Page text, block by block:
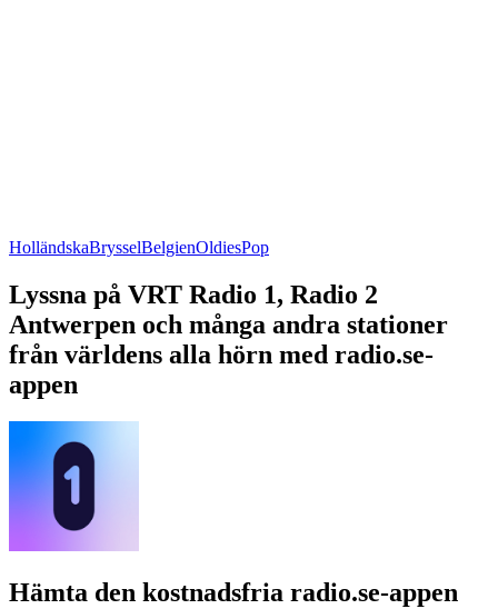
HolländskaBrysselBelgienOldiesPop
Lyssna på VRT Radio 1, Radio 2
Antwerpen och många andra stationer
från världens alla hörn med radio.se-
appen
Hämta den kostnadsfria radio.se-appen